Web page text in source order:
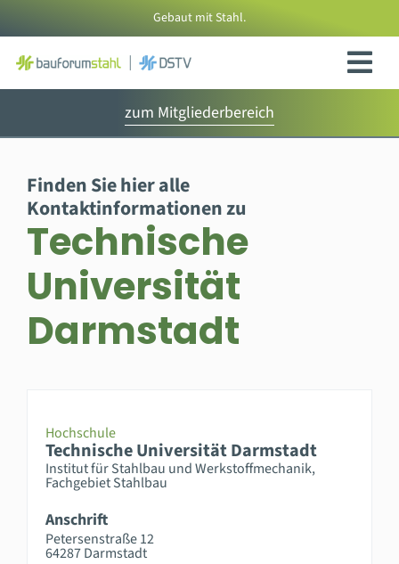
Inhalt
springen
Gebaut mit Stahl.
zum Mitgliederbereich
Finden Sie hier alle
Kontaktinformationen zu
Technische
Universität
Darmstadt
Hochschule
Technische Universität Darmstadt
Institut für Stahlbau und Werkstoffmechanik,
Fachgebiet Stahlbau
Anschrift
Petersenstraße 12
64287 Darmstadt